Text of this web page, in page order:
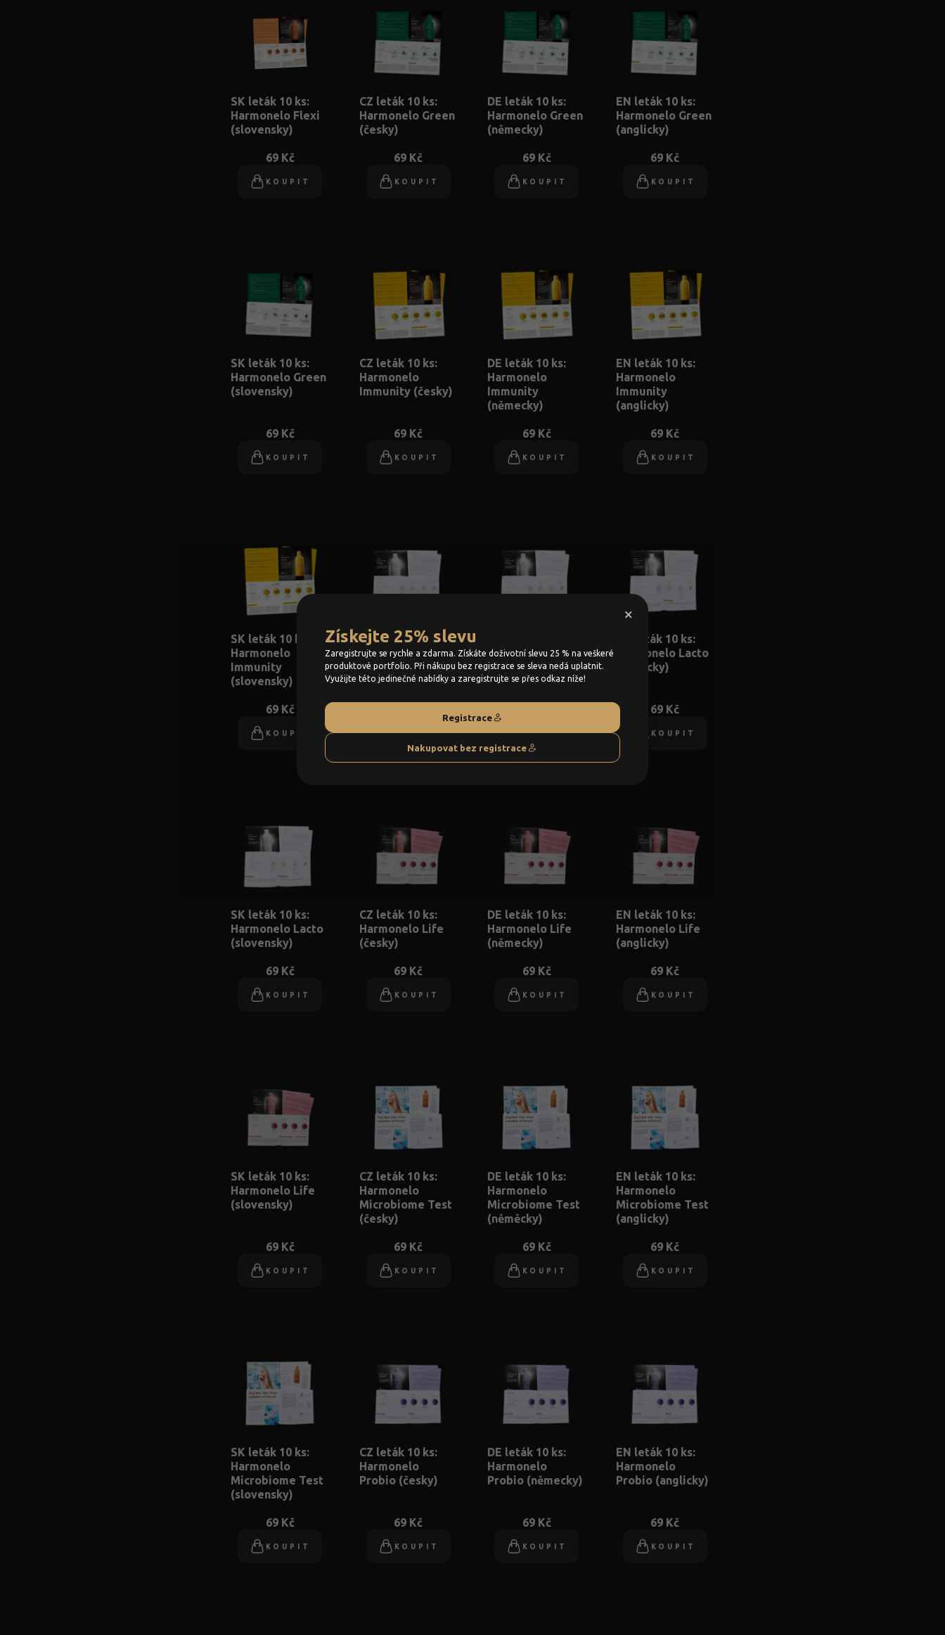
×
Získejte 25% slevu
Zaregistrujte se rychle a zdarma. Získáte doživotní slevu 25 % na veškeré
produktové portfolio. Při nákupu bez registrace se sleva nedá uplatnit.
Využijte této jedinečné nabídky a zaregistrujte se přes odkaz níže!
Registrace
Nakupovat bez registrace
SK leták 10 ks:
Harmonelo Flexi
(slovensky)
69 Kč
KOUPIT
CZ leták 10 ks:
Harmonelo Green
(česky)
69 Kč
KOUPIT
DE leták 10 ks:
Harmonelo Green
(německy)
69 Kč
KOUPIT
EN leták 10 ks:
Harmonelo Green
(anglicky)
69 Kč
KOUPIT
SK leták 10 ks:
Harmonelo Green
(slovensky)
69 Kč
KOUPIT
CZ leták 10 ks:
Harmonelo
Immunity (česky)
69 Kč
KOUPIT
DE leták 10 ks:
Harmonelo
Immunity
(německy)
69 Kč
KOUPIT
EN leták 10 ks:
Harmonelo
Immunity
(anglicky)
69 Kč
KOUPIT
SK leták 10 ks:
Harmonelo
Immunity
(slovensky)
69 Kč
KOUPIT
CZ leták 10 ks:
Harmonelo Lacto
(česky)
KOUPIT
Harmonelo Lacto
(německy)
KOUPIT
EN leták 10 ks:
Harmonelo Lacto
(anglicky)
69 Kč
KOUPIT
SK leták 10 ks:
Harmonelo Lacto
(slovensky)
69 Kč
KOUPIT
CZ leták 10 ks:
Harmonelo Life
(česky)
69 Kč
KOUPIT
DE leták 10 ks:
Harmonelo Life
(německy)
69 Kč
KOUPIT
EN leták 10 ks:
Harmonelo Life
(anglicky)
69 Kč
KOUPIT
SK leták 10 ks:
Harmonelo Life
(slovensky)
69 Kč
KOUPIT
CZ leták 10 ks:
Harmonelo
Microbiome Test
(česky)
69 Kč
KOUPIT
DE leták 10 ks:
Harmonelo
Microbiome Test
(něměcky)
69 Kč
KOUPIT
EN leták 10 ks:
Harmonelo
Microbiome Test
(anglicky)
69 Kč
KOUPIT
SK leták 10 ks:
Harmonelo
Microbiome Test
(slovensky)
69 Kč
KOUPIT
CZ leták 10 ks:
Harmonelo
Probio (česky)
69 Kč
KOUPIT
DE leták 10 ks:
Harmonelo
Probio (německy)
69 Kč
KOUPIT
EN leták 10 ks:
Harmonelo
Probio (anglicky)
69 Kč
KOUPIT